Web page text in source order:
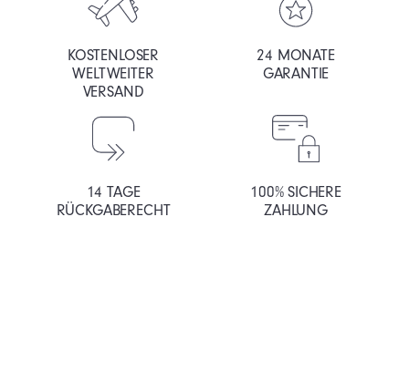
KOSTENLOSER
WELTWEITER
VERSAND
24 MONATE
GARANTIE
14 TAGE
RÜCKGABERECHT
100% SICHERE
ZAHLUNG